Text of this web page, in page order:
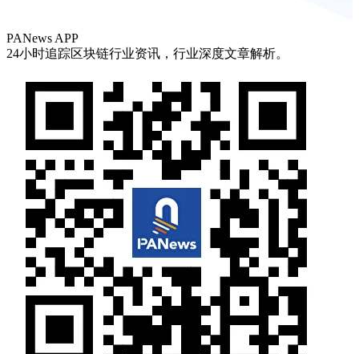
PANews APP
24小时追踪区块链行业资讯，行业深度文章解析。